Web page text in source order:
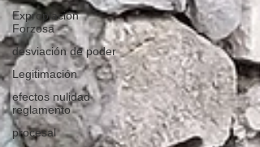
Expropiación
Forzosa
desviación de poder
Legitimación
efectos nulidad
reglamento
procesal